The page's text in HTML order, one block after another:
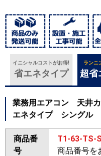
イニシャルコストがお得!
省エネタイプ
ランニ
超省
業務用エアコン 天井
エネタイプ シングル
商品番
号
T1-63-TS-S
商品番号を